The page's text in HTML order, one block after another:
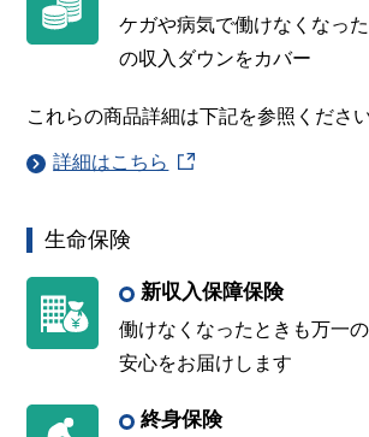
ケガや病気で働けなくなっ
の収入ダウンをカバー
これらの商品詳細は下記を参照ください
詳細はこちら
生命保険
新収入保障保険
働けなくなったときも万一
安心をお届けします
終身保険